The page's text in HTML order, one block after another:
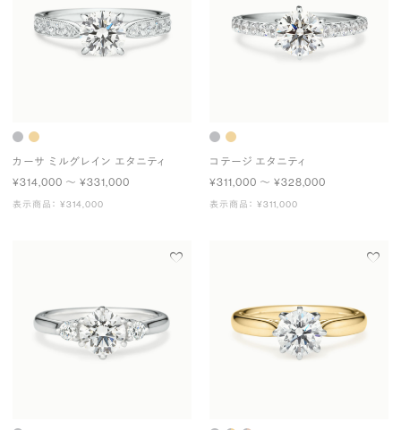
カーサ ミルグレイン エタニティ
¥314,000 〜 ¥331,000
表示商品： ¥314,000
コテージ エタニティ
¥311,000 〜 ¥328,000
表示商品： ¥311,000